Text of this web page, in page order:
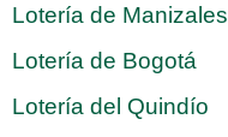
Lotería de Manizales
Lotería de Bogotá
Lotería del Quindío